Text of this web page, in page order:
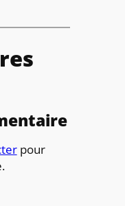
pour